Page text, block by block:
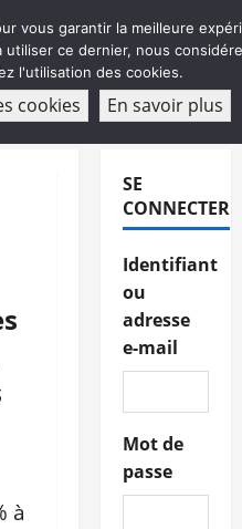
ABONNEMENT
à
SE
CONNECTER
Identifiant
ou
adresse
e-mail
Mot de
passe
vous garantir la meilleure
ce dernier, nous
l'utilisation des cookies.
cookies En savoir plus